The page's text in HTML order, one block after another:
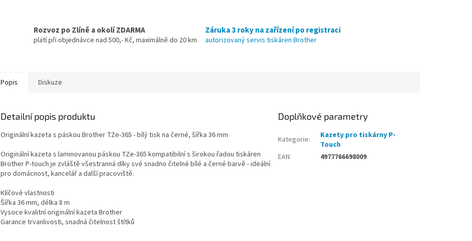
Rozvoz po Zlíně a okolí ZDARMA
platí při objednávce nad 500,- Kč, maximálně do 20 km
Záruka 3 roky na zařízení po registraci
autorizovaný servis tiskáren Brother
Popis Diskuze
Detailní popis produktu
Originální kazeta s páskou Brother TZe-365 - bílý tisk na černé, šířka 36 mm
Originální kazeta s laminovanou páskou TZe-365 kompatibilní s širokou řadou tiskáren
Brother P-touch je zvláště všestranná díky své snadno čitelné bílé a černé barvě - ideální
pro domácnost, kancelář a další pracoviště.
Klíčové vlastnosti
Šířka 36 mm, délka 8 m
Vysoce kvalitní originální kazeta Brother
Garance trvanlivosti, snadná čitelnost štítků
Doplňkové parametry
Kategorie:
Kazety pro tiskárny P-
Touch
EAN: 4977766698009